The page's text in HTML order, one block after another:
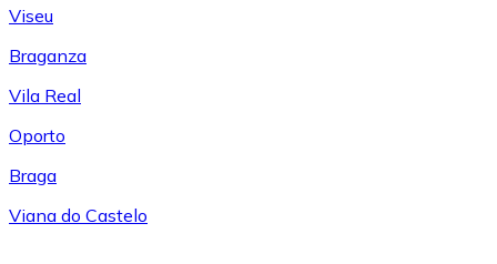
Viseu
Braganza
Vila Real
Oporto
Braga
Viana do Castelo